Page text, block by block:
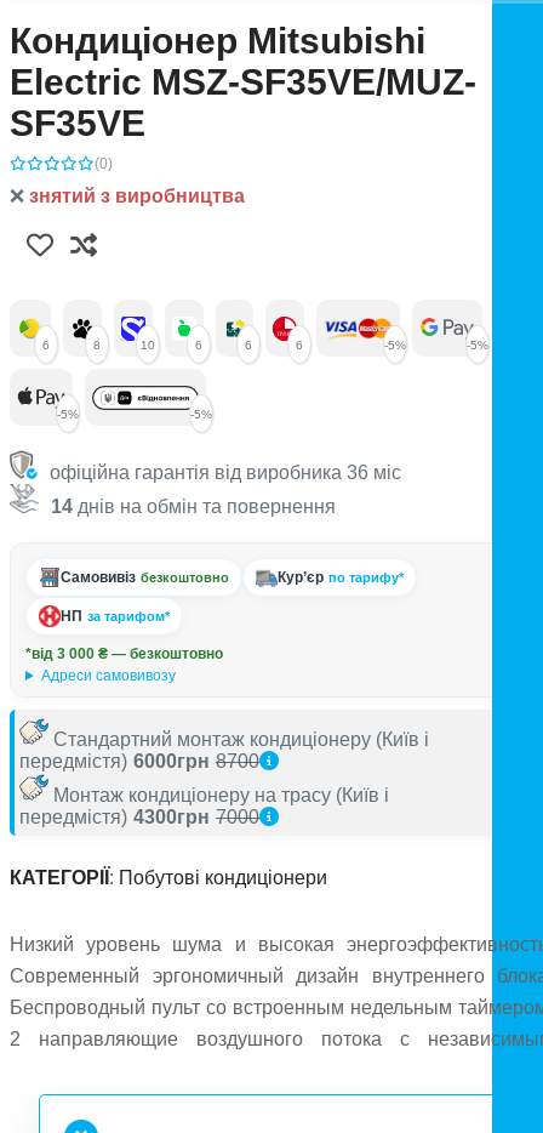
Кондиціонер Mitsubishi
Electric MSZ-SF35VE/MUZ-
SF35VE
(0)
❌ знятий з виробництва
6 8 10 6 6 6 -5% -5%
-5% -5%
офіційна гарантія від виробника 36 міс
14 днів на обмін та повернення
Самовивіз безкоштовно Кур’єр по тарифу*
НП за тарифом*
*від 3 000 ₴ — безкоштовно
Адреси самовивозу
Стандартний монтаж кондиціонеру (Київ і
передмістя) 6000грн 8700
Монтаж кондиціонеру на трасу (Київ і
передмістя) 4300грн 7000
КАТЕГОРІЇ : Побутові кондиціонери
Низкий уровень шума и высокая
Современный эргономичный дизайн внутреннего
Беспроводный пульт со встроенным недельным
2 направляющие воздушного потока с
трубопроводы: при замене старых систем с